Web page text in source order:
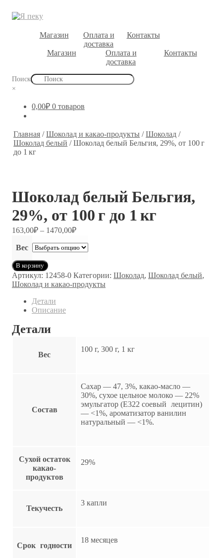
Магазин
Оплата и
доставка
Контакты
Магазин
Оплата и
доставка
Контакты
Поиск
×
0,00₽ 0 товаров
Главная /Шоколад и какао-продукты /Шоколад /
Шоколад белый /Шоколад белый Бельгия, 29%, от 100 г
до 1 кг
Шоколад белый Бельгия,
29%, от 100 г до 1 кг
163,00₽ – 1470,00₽
Вес
Количество
товара
Шоколад
белый
Бельгия,
29%,
100 г
до
В корзину
Артикул: 12458-0 Категории: Шоколад, Шоколад белый,
Шоколад и какао-продукты
Детали
Описание
Детали
Вес
100 г, 300 г, 1 кг
Состав
Сахар — 47, 3%, какао-масло —
30%, сухое цельное молоко — 22%
эмульгатор (Е322 соевый лецитин)
— <1%, ароматизатор ванилин
натуральный — <1%.
Сухой остаток
какао-
продуктов
29%
Текучесть
3 капли
Срок годности
18 месяцев